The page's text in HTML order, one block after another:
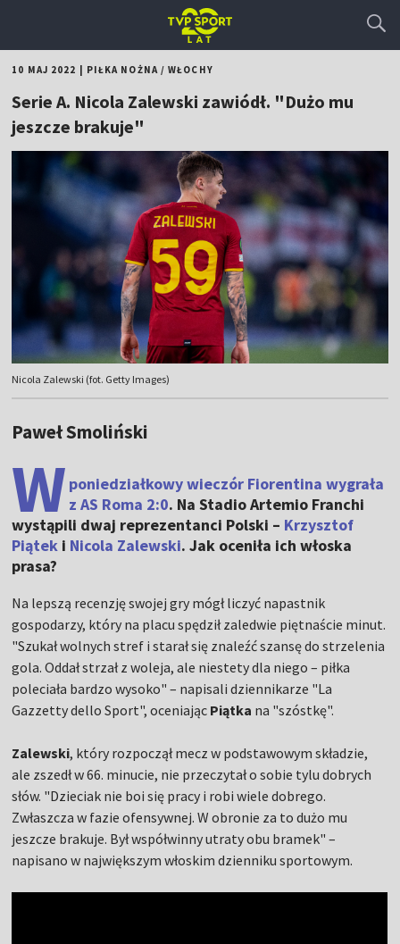
10 MAJ 2022 PIŁKA NOŻNA/WŁOCHY
Serie A. Nicola Zalewski zawiódł. "Dużo mu
jeszcze brakuje"
Nicola Zalewski (fot. Getty Images)
Paweł Smoliński
W poniedziałkowy wieczór Fiorentina wygrała
z AS Roma 2:0. Na Stadio Artemio Franchi
wystąpili dwaj reprezentanci Polski – Krzysztof
Piątek i Nicola Zalewski. Jak oceniła ich włoska
prasa?
Na lepszą recenzję swojej gry mógł liczyć napastnik
gospodarzy, który na placu spędził zaledwie piętnaście minut.
"Szukał wolnych stref i starał się znaleźć szansę do strzelenia
gola. Oddał strzał z woleja, ale niestety dla niego – piłka
poleciała bardzo wysoko" – napisali dziennikarze "La
Gazzetty dello Sport", oceniając Piątka na "szóstkę".
Zalewski, który rozpoczął mecz w podstawowym składzie,
ale zszedł w 66. minucie, nie przeczytał o sobie tylu dobrych
słów. "Dzieciak nie boi się pracy i robi wiele dobrego.
Zwłaszcza w fazie ofensywnej. W obronie za to dużo mu
jeszcze brakuje. Był współwinny utraty obu bramek" –
napisano w największym włoskim dzienniku sportowym.